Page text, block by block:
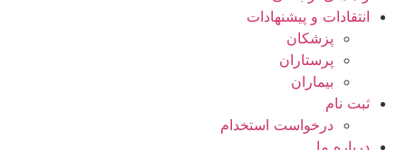
انتقادات و پيشنهادات
پزشكان
پرستاران
بيماران
ثبت نام
درخواست استخدام
درباره ما